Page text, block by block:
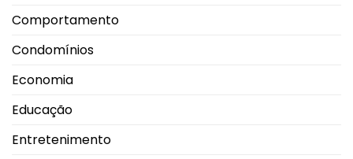
Comportamento
Condomínios
Economia
Educação
Entretenimento